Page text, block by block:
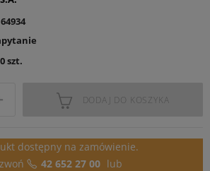
0 szt.
DODAJ DO KOSZYKA
dostępny na zamówienie.
42 652 27 00 lub